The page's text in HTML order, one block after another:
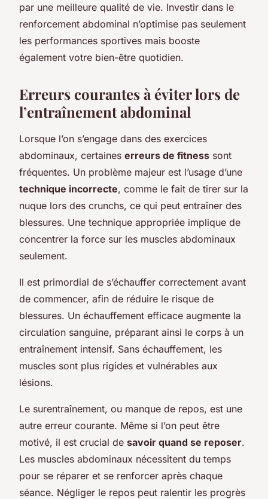
par une meilleure qualité de vie. Investir dans le
renforcement abdominal n’optimise pas seulement
les performances sportives mais booste
également votre bien-être quotidien.
Erreurs courantes à éviter lors de
l’entraînement abdominal
Lorsque l’on s’engage dans des exercices
abdominaux, certaines erreurs de fitness sont
fréquentes. Un problème majeur est l’usage d’une
technique incorrecte, comme le fait de tirer sur la
nuque lors des crunchs, ce qui peut entraîner des
blessures. Une technique appropriée implique de
concentrer la force sur les muscles abdominaux
seulement.
Il est primordial de s’échauffer correctement avant
de commencer, afin de réduire le risque de
blessures. Un échauffement efficace augmente la
circulation sanguine, préparant ainsi le corps à un
entraînement intensif. Sans échauffement, les
muscles sont plus rigides et vulnérables aux
lésions.
Le surentraînement, ou manque de repos, est une
autre erreur courante. Même si l’on peut être
motivé, il est crucial de savoir quand se reposer.
Les muscles abdominaux nécessitent du temps
pour se réparer et se renforcer après chaque
séance. Négliger le repos peut ralentir les progrès